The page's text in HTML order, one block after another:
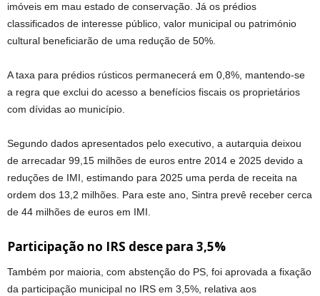
imóveis em mau estado de conservação. Já os prédios
classificados de interesse público, valor municipal ou património
cultural beneficiarão de uma redução de 50%.
A taxa para prédios rústicos permanecerá em 0,8%, mantendo-se
a regra que exclui do acesso a benefícios fiscais os proprietários
com dívidas ao município.
Segundo dados apresentados pelo executivo, a autarquia deixou
de arrecadar 99,15 milhões de euros entre 2014 e 2025 devido a
reduções de IMI, estimando para 2025 uma perda de receita na
ordem dos 13,2 milhões. Para este ano, Sintra prevê receber cerca
de 44 milhões de euros em IMI.
Participação no IRS desce para 3,5%
Também por maioria, com abstenção do PS, foi aprovada a fixação
da participação municipal no IRS em 3,5%, relativa aos